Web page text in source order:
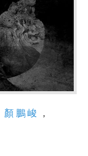
顏鵬峻
，